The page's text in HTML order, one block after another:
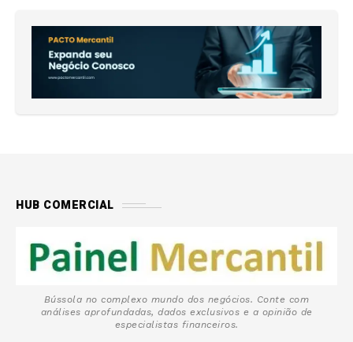
HUB COMERCIAL
Bússola no complexo mundo dos negócios. Conte com
análises aprofundadas, dados exclusivos e a opinião de
especialistas financeiros.